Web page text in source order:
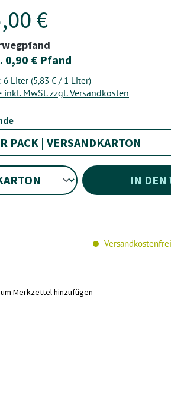
€
0,90 € Pfand
6 Liter (5,83 € / 1 Liter)
inkl. MwSt. zzgl. Versandkosten
auswählen
IN DEN
Versandkostenfrei
Merkzettel hinzufügen